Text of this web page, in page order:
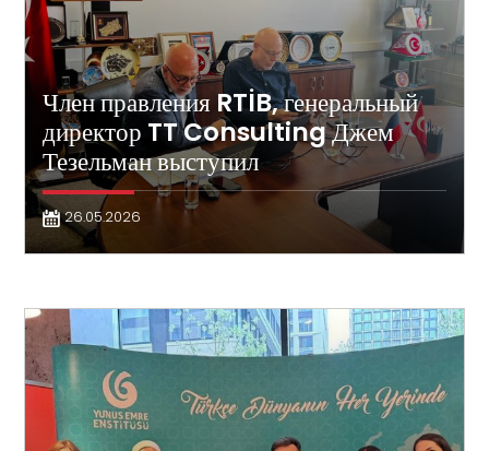
Член правления RTİB, генеральный
директор TT Consulting Джем
Тезельман выступил
26.05.2026